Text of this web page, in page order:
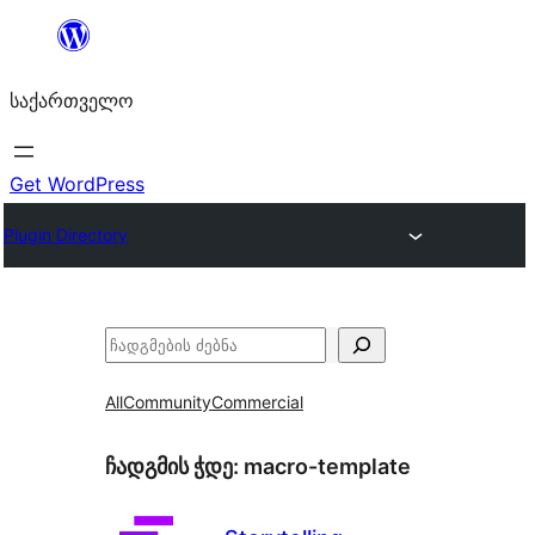
შიგთავსზე
საქართველო
Get WordPress
Plugin Directory
ძებნა
AllCommunityCommercial
ჩადგმის ჭდე: macro-template